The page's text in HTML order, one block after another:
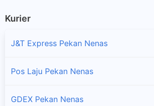
Kurier
J&T Express Pekan Nenas
Pos Laju Pekan Nenas
GDEX Pekan Nenas